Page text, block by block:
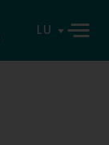
LU